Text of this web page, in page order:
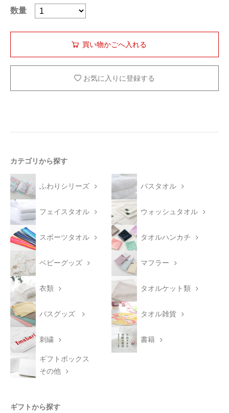
数量
お気に入りに登録する
カテゴリから探す
ふわりシリーズ バスタオル
フェイスタオル ウォッシュタオル
スポーツタオル タオルハンカチ
ベビーグッズ マフラー
衣類 タオルケット類
バスグッズ タオル雑貨
刺繍 書籍
ギフトボックス
その他
ギフトから探す